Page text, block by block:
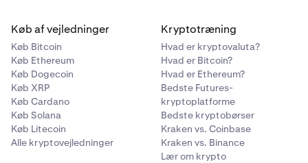
Køb af vejledninger
Køb Bitcoin
Køb Ethereum
Køb Dogecoin
Køb XRP
Køb Cardano
Køb Solana
Køb Litecoin
Alle kryptovejledninger
Kryptotræning
Hvad er kryptovaluta?
Hvad er Bitcoin?
Hvad er Ethereum?
Bedste Futures-
kryptoplatforme
Bedste kryptobørser
Kraken vs. Coinbase
Kraken vs. Binance
Lær om krypto